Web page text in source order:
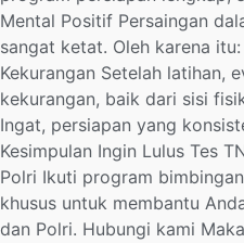
Mental Positif Persaingan
sangat ketat. Oleh karena
Kekurangan Setelah latihan,
kekurangan, baik dari sisi
Ingat, persiapan yang
Kesimpulan Ingin Lulus Tes
Polri Ikuti program
khusus untuk membantu
dan Polri. Hubungi kami